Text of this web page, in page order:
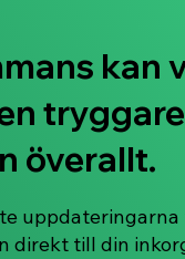
kan
överallt.
direkt till din